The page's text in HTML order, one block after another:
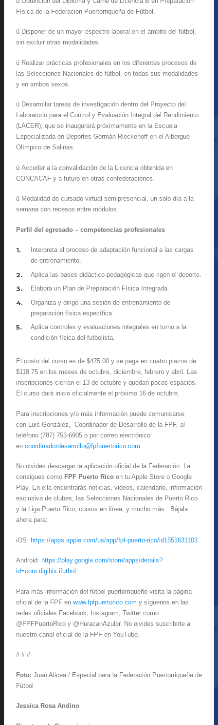
Física de la Federación Puertorriqueña de Fútbol.
ü Disponer de un mayor espectro laboral en el ámbito del fútbol,
sin excluir otras modalidades.
ü Realizar prácticas profesionales en los diferentes procesos de
las Selecciones Nacionales de fútbol, en todas sus modalidades
y en ambos sexos.
ü Desarrollar tareas de investigación dentro del Proyecto del
Laboratorio para el Control y Evaluación Integral del Rendimiento
(LACER), que se inaugurará próximamente en la Escuela
Especializada en Deportes Germán Rieckehoff en el Albergue
Olímpico de Salinas.
ü Acceder a la convalidación de la Licencia obtenida en
CONCACAF y a futuro en otras confederaciones.
ü Modalidad de cursado virtual-semipresencial, un solo día a la
semana con recesos entre módulos.
Perfil del egresado – competencias profesionales
Interpreta el proceso de adaptación funcional a las cargas
de entrenamiento.
Aplica las bases didáctico-pedagógicas que rigen el deporte.
Elabora un Plan de Preparación Física Integrada.
Organiza y dirige una sesión de entrenamiento de
preparación física específica.
Aplica controles y evaluaciones integrales en torno a la
condición física del futbolista.
El costo del curso es de $475.00 y se paga en cuatro plazos de
$118.75 en los meses de octubre, diciembre, febrero y abril. Las
inscripciones cierran el 13 de octubre y quedan pocos espacios.
El curso dará inicio oficialmente el próximo 16 de octubre.
Para inscripciones y/o más información puede comunicarse
con Luis González, Coordinador de Desarrollo de la FPF, al
teléfono (787) 753-6905 o por correo electrónico
en coordinadordesarrollo@fpfpuertorico.com
No olvides descargar la aplicación oficial de la Federación. La
consigues como FPF Puerto Rico en tu Apple Store o Google
Play. En ella encontrarás noticias, videos, calendario, información
exclusiva de clubes, las Selecciones Nacionales de Puerto Rico
y la Liga Puerto Rico, cursos en línea, y mucho más. Bájala
ahora para:
iOS: https://apps.apple.com/us/app/fpf-puerto-rico/id1551631103
Android: https://play.google.com/store/apps/details?
id=com.digibix.ifutbol
Para más información del fútbol puertorriqueño visita la página
oficial de la FPF en www.fpfpuertorico.com y síguenos en las
redes oficiales Facebook, Instagram, Twitter como
@FPFPuertoRico y @HuracanAzulpr. No olvides suscribirte a
nuestro canal oficial de la FPF en YouTube.
# # #
Foto: Juan Alicea / Especial para la Federación Puertorriqueña de
Fútbol
Jessica Rosa Andino